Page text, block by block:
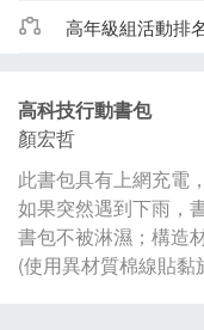
高年級組活動排
高科技行動書包
顏宏哲
此書包具有上網充電
如果突然遇到下雨，
書包不被淋濕；構造
(使用異材質棉線貼黏